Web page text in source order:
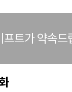
트가 약속드